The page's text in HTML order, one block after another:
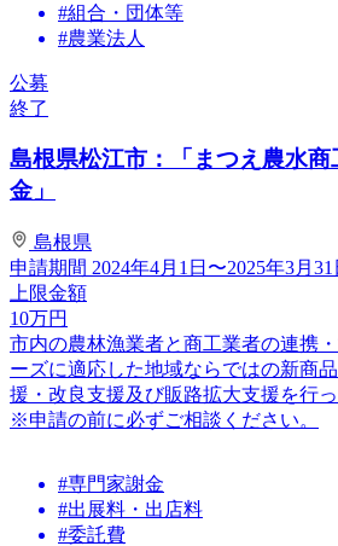
#組合・団体等
#農業法人
公募
終了
島根県松江市：「まつえ農水
金」
島根県
申請期間 2024年4月1日〜2025年3月31
上限金額
10万円
市内の農林漁業者と商工業者の連携
ーズに適応した地域ならではの新商
援・改良支援及び販路拡大支援を行っ
※申請の前に必ずご相談ください。
#専門家謝金
#出展料・出店料
#委託費